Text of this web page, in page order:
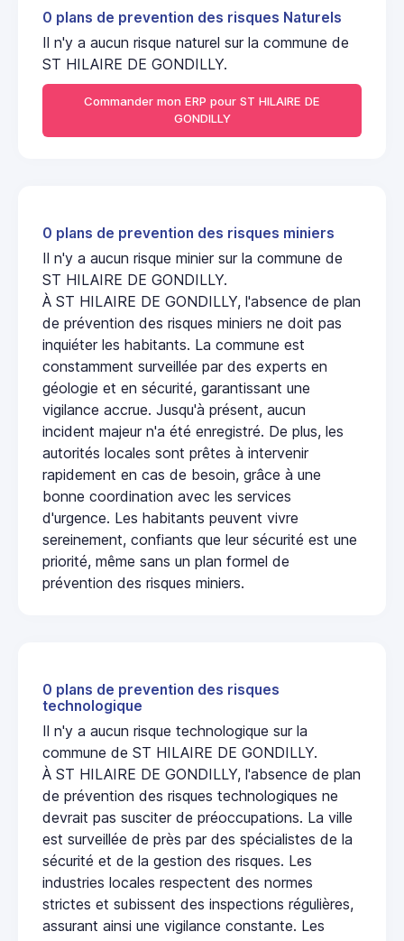
0 plans de prevention des risques Naturels
Il n'y a aucun risque naturel sur la commune de
ST HILAIRE DE GONDILLY.
Commander mon ERP pour ST HILAIRE DE
GONDILLY
0 plans de prevention des risques miniers
Il n'y a aucun risque minier sur la commune de
ST HILAIRE DE GONDILLY.
À ST HILAIRE DE GONDILLY, l'absence de plan
de prévention des risques miniers ne doit pas
inquiéter les habitants. La commune est
constamment surveillée par des experts en
géologie et en sécurité, garantissant une
vigilance accrue. Jusqu'à présent, aucun
incident majeur n'a été enregistré. De plus, les
autorités locales sont prêtes à intervenir
rapidement en cas de besoin, grâce à une
bonne coordination avec les services
d'urgence. Les habitants peuvent vivre
sereinement, confiants que leur sécurité est une
priorité, même sans un plan formel de
prévention des risques miniers.
0 plans de prevention des risques
technologique
Il n'y a aucun risque technologique sur la
commune de ST HILAIRE DE GONDILLY.
À ST HILAIRE DE GONDILLY, l'absence de plan
de prévention des risques technologiques ne
devrait pas susciter de préoccupations. La ville
est surveillée de près par des spécialistes de la
sécurité et de la gestion des risques. Les
industries locales respectent des normes
strictes et subissent des inspections régulières,
assurant ainsi une vigilance constante. Les